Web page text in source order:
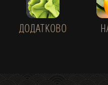
ДОДАТКОВО